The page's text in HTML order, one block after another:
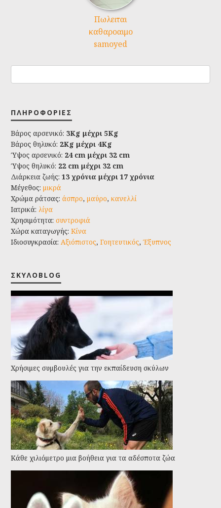
Πωλειται
καθαροαιμο
samoyed
ΠΛΗΡΟΦΟΡΊΕΣ
Βάρος αρσενικό: 3Kg μέχρι 5Kg
Βάρος θηλυκό: 2Kg μέχρι 4Kg
Ύψος αρσενικό: 24 cm μέχρι 32 cm
Ύψος θηλυκό: 22 cm μέχρι 32 cm
Διάρκεια ζωής:13 χρόνια μέχρι 17 χρόνια
Μέγεθος:μικρά
Χρώμα ράτσας:άσπρο,μαύρο,κανελλί
Ιατρικά: λίγα
Χρησιμότητα:συντροφιά
Χώρα καταγωγής:Κίνα
Ιδιοσυγκρασία:Αξιόπιστος,Γοητευτικός,Έξυπνος
ΣΚΥΛΟBLOG
Χρήσιμες συμβουλές για την εκπαίδευση σκύλων
Kάθε χιλιόμετρο μια βοήθεια για τα αδέσποτα ζώα